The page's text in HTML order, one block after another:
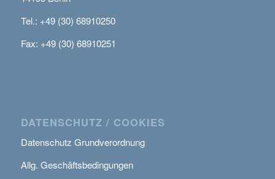
Tel.: +49 (30) 68910250
Fax: +49 (30) 68910251
DATENSCHUTZ / COOKIES
Datenschutz Grundverordnung
Allg. Geschäftsbedingungen